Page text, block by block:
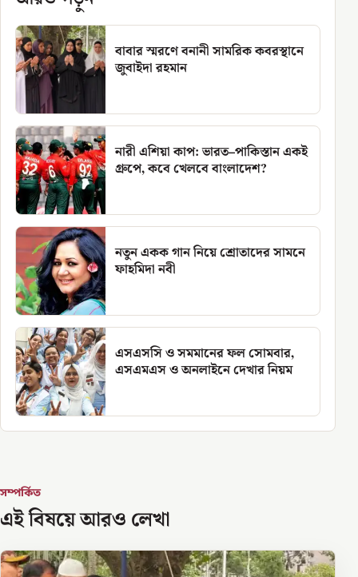
বাবার স্মরণে বনানী সামরিক কবরস্থানে
জুবাইদা রহমান
নারী এশিয়া কাপ: ভারত–পাকিস্তান একই
গ্রুপে, কবে খেলবে বাংলাদেশ?
নতুন একক গান নিয়ে শ্রোতাদের সামনে
ফাহমিদা নবী
এসএসসি ও সমমানের ফল সোমবার,
এসএমএস ও অনলাইনে দেখার নিয়ম
সম্পর্কিত
এই বিষয়ে আরও লেখা